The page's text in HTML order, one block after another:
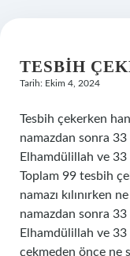
TESBIH
Tarih: Ekim 4, 2024
Tesbih çekerken
namazdan sonra
Elhamdülillah ve 33
Toplam 99 tesbih
namazı kılınırken
namazdan sonra
Elhamdülillah ve
çekmeden önce ne